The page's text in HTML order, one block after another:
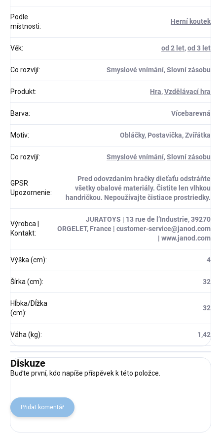
Podle
místnosti:
Herní koutek
Věk: od 2 let,od 3 let
Co rozvíjí: Smyslové vnímání,Slovní zásobu
Produkt: Hra,Vzdělávací hra
Barva: Vícebarevná
Motiv: Obláčky, Postavička, Zvířátka
Co rozvíjí: Smyslové vnímání,Slovní zásobu
GPSR
Upozornenie:
Pred odovzdaním hračky dieťaťu odstráňte
všetky obalové materiály. Čistite len vlhkou
handričkou. Nepoužívajte čistiace prostriedky.
Výrobca |
Kontakt:
JURATOYS | 13 rue de l’Industrie, 39270
ORGELET, France | customer-service@janod.com
| www.janod.com
Výška (cm): 4
Šírka (cm): 32
Hĺbka/Dĺžka
(cm):
32
Váha (kg): 1,42
Diskuze
Buďte první, kdo napíše příspěvek k této položce.
Přidat komentář